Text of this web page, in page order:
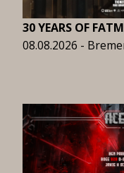
30 YEARS OF
08.08.2026 -